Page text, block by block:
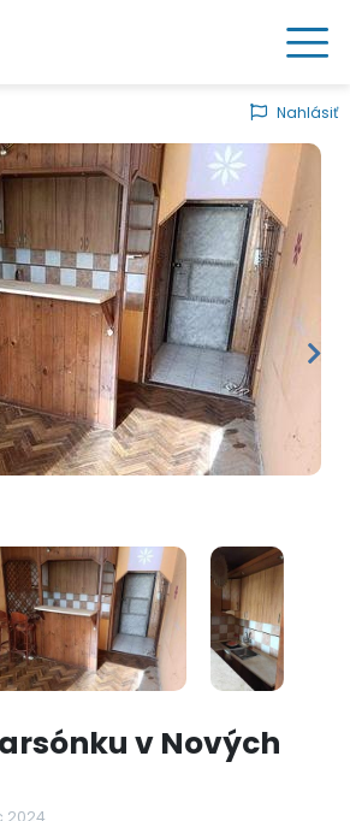
Nahlásiť
v Nových
2024